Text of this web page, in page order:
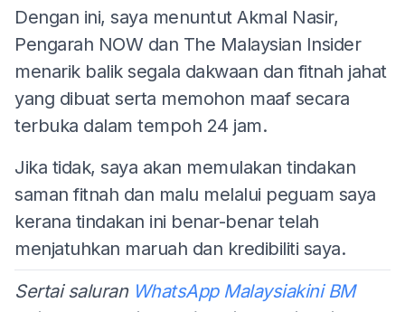
Dengan ini, saya menuntut Akmal Nasir,
Pengarah NOW dan The Malaysian Insider
menarik balik segala dakwaan dan fitnah jahat
yang dibuat serta memohon maaf secara
terbuka dalam tempoh 24 jam.
Jika tidak, saya akan memulakan tindakan
saman fitnah dan malu melalui peguam saya
kerana tindakan ini benar-benar telah
menjatuhkan maruah dan kredibiliti saya.
Sertai saluran WhatsApp Malaysiakini BM